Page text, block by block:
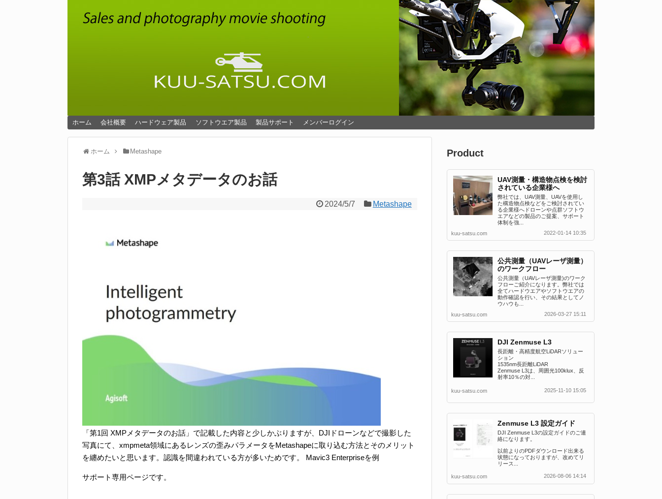
ホーム 会社概要 ハードウェア製品 ソフトウエア製品 製品サポート メンバーログイン
ホーム Metashape
第3話 XMPメタデータのお話
2024/5/7 Metashape
「第1回 XMPメタデータのお話」で記載した内容と少しかぶりますが、DJIドローンなどで撮影した
写真にて、xmpmeta領域にあるレンズの歪みパラメータをMetashapeに取り込む方法とそのメリット
を纏めたいと思います。認識を間違われている方が多いためです。 Mavic3 Enterpriseを例
サポート専用ページです。
Product
UAV測量・構造物点検を検討
されている企業様へ
弊社では、UAV測量、UAVを使用し
た構造物点検などをご検討されてい
る企業様へドローンや点群ソフトウ
エアなどの製品のご提案、サポート
体制を強...
kuu-satsu.com
2022-01-14 10:35
公共測量（UAVレーザ測量）
のワークフロー
公共測量（UAVレーザ測量)のワーク
フローご紹介になります。弊社では
全てハードウエアやソフトウエアの
動作確認を行い、その結果としてノ
ウハウも...
kuu-satsu.com
2026-03-27 15:11
DJI Zenmuse L3
長距離・高精度航空LiDARソリュー
ション
1535nm長距離LiDAR
Zenmuse L3は、周囲光100klux、反
射率10％の対...
kuu-satsu.com 2025-11-10 15:05
Zenmuse L3 設定ガイド
DJI Zenmuse L3の設定ガイドのご連
絡になります。
以前よりのPDFダウンロード出来る
状態になっておりますが、改めてリ
リース...
kuu-satsu.com 2026-08-06 14:14